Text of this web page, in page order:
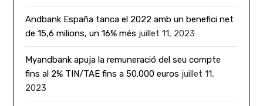
Andbank España tanca el 2022 amb un benefici net
de 15,6 milions, un 16% més juillet 11, 2023
Myandbank apuja la remuneració del seu compte
fins al 2% TIN/TAE fins a 50.000 euros juillet 11,
2023